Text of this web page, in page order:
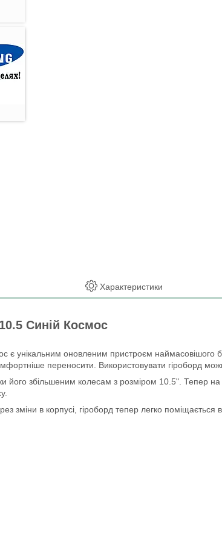
Характеристики
Синій Космос
є унікальним оновленим пристроєм
переносити. Використовувати гіроборд
його збільшеним колесам з розміром 10.5". Тепер
зміни в корпусі, гіроборд тепер легко